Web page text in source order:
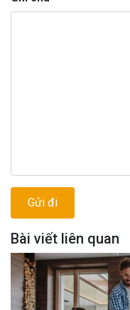
Bài viết liên quan